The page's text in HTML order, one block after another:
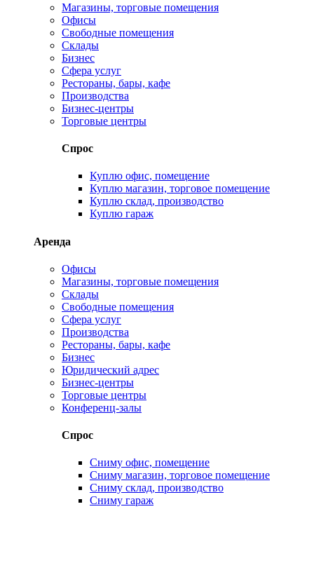
Магазины, торговые помещения
Офисы
Свободные помещения
Склады
Бизнес
Сфера услуг
Рестораны, бары, кафе
Производства
Бизнес-центры
Торговые центры
Спрос
Куплю офис, помещение
Куплю магазин, торговое помещение
Куплю склад, производство
Куплю гараж
Аренда
Офисы
Магазины, торговые помещения
Склады
Свободные помещения
Сфера услуг
Производства
Рестораны, бары, кафе
Бизнес
Юридический адрес
Бизнес-центры
Торговые центры
Конференц-залы
Спрос
Сниму офис, помещение
Сниму магазин, торговое помещение
Сниму склад, производство
Сниму гараж